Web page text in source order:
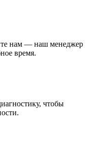
нам — наш менеджер
время.
чтобы